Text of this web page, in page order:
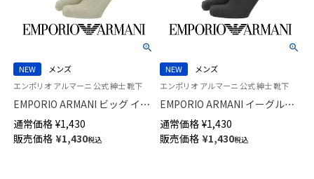
NEW
メンズ
エンポリオ アルマーニ 公式 紳士 靴下
EMPORIO ARMANI ビッグ イー
グル リンクス ミドル丈 カジュ
アル ソックス メンズ 日本製
02342444
通常価格 ¥1,430
販売価格 ¥1,430税込
NEW
メンズ
エンポリオ アルマーニ 公式 紳士 靴下
EMPORIO ARMANI イーグル＆
ベア ミドル丈 カジュアル ソッ
クス メンズ 02342442
通常価格 ¥1,430
販売価格 ¥1,430税込